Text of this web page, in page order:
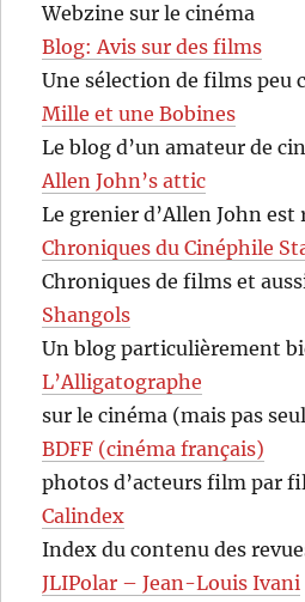
Webzine sur le cinéma
Blog: Avis sur des films
Une sélection de films peu
Mille et une Bobines
Le blog d’un amateur de
Allen John’s attic
Le grenier d’Allen John
Chroniques du Cinéphile
Chroniques de films et
Shangols
Un blog particulièrement
L’Alligatographe
sur le cinéma (mais pas
BDFF (cinéma français)
photos d’acteurs film par
Calindex
Index du contenu des
JLIPolar – Jean-Louis Ivani